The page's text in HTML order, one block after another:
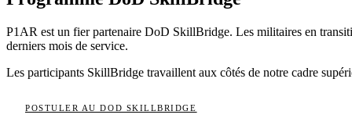
P1AR est un fier partenaire DoD SkillBridge. Les militaires en
derniers mois de service.
Les participants SkillBridge travaillent aux côtés de notre cadre
POSTULER AU DOD SKILLBRIDGE